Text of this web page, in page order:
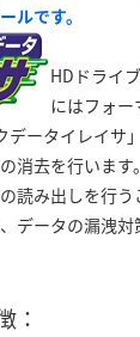
ルです。
HDドライ
にはフォ
データイレイ
消去を行いま
読み出しを行
データの漏洩対
：